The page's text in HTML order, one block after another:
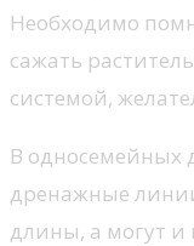
Необходимо
сажать
системой,
В односемейных
дренажные
длины, а могут и